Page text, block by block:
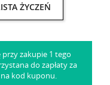
ŻYCZEŃ
zakupie 1 tego
do zapłaty za
kod kuponu.